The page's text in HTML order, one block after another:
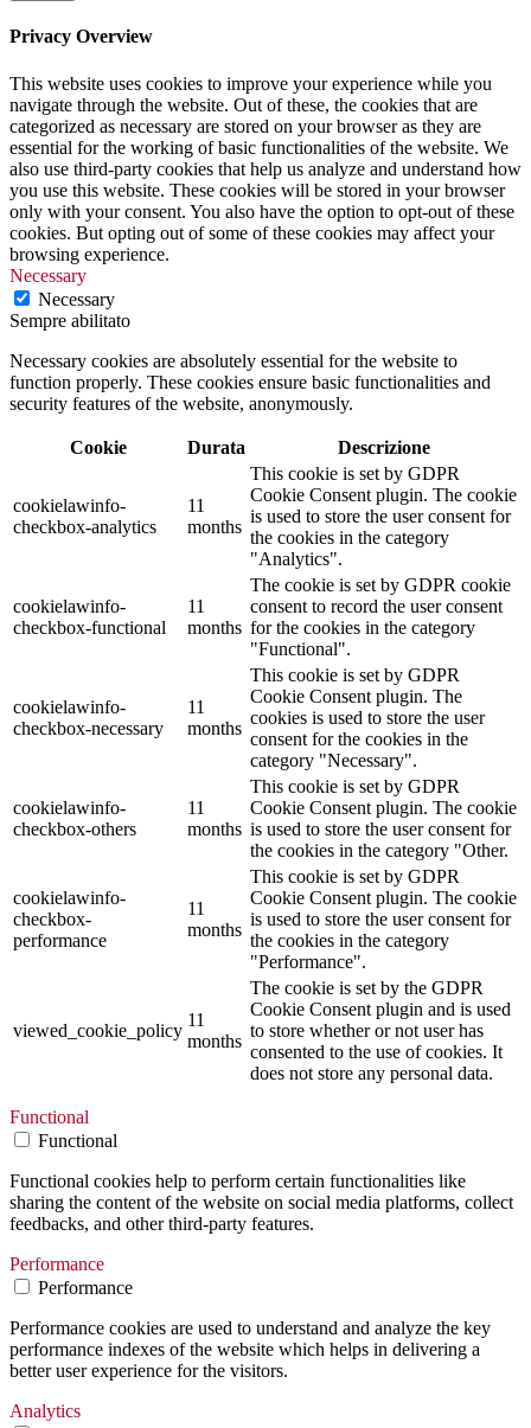
Privacy Overview
This website uses cookies to improve your experience while you
navigate through the website. Out of these, the cookies that are
categorized as necessary are stored on your browser as they are
essential for the working of basic functionalities of the website. We
also use third-party cookies that help us analyze and understand how
you use this website. These cookies will be stored in your browser
only with your consent. You also have the option to opt-out of these
cookies. But opting out of some of these cookies may affect your
browsing experience.
Necessary
Necessary
Sempre abilitato
Necessary cookies are absolutely essential for the website to
function properly. These cookies ensure basic functionalities and
security features of the website, anonymously.
Cookie Durata Descrizione
cookielawinfo-
checkbox-analytics
11
months
This cookie is set by GDPR
Cookie Consent plugin. The cookie
is used to store the user consent for
the cookies in the category
"Analytics".
cookielawinfo-
checkbox-functional
11
months
The cookie is set by GDPR cookie
consent to record the user consent
for the cookies in the category
"Functional".
cookielawinfo-
checkbox-necessary
11
months
This cookie is set by GDPR
Cookie Consent plugin. The
cookies is used to store the user
consent for the cookies in the
category "Necessary".
cookielawinfo-
checkbox-others
11
months
This cookie is set by GDPR
Cookie Consent plugin. The cookie
is used to store the user consent for
the cookies in the category "Other.
cookielawinfo-
checkbox-
performance
11
months
This cookie is set by GDPR
Cookie Consent plugin. The cookie
is used to store the user consent for
the cookies in the category
"Performance".
viewed_cookie_policy
11
months
The cookie is set by the GDPR
Cookie Consent plugin and is used
to store whether or not user has
consented to the use of cookies. It
does not store any personal data.
Functional
Functional
Functional cookies help to perform certain functionalities like
sharing the content of the website on social media platforms, collect
feedbacks, and other third-party features.
Performance
Performance
Performance cookies are used to understand and analyze the key
performance indexes of the website which helps in delivering a
better user experience for the visitors.
Analytics